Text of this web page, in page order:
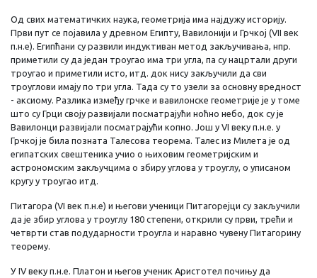
Од свих математичких наука, геометрија има најдужу историју.
Први пут се појавила у древном Египту, Вавилонији и Грчкој (VII век
п.н.е). Египћани су развили индуктиван метод закључивања, нпр.
приметили су да један троугао има три угла, па су нацртали други
троугао и приметили исто, итд. док нису закључили да сви
троуглови имају по три угла. Тада су то узели за основну вредност
- аксиому. Разлика између грчке и вавилонске геометрије је у томе
што су Грци своју развијали посматрајући ноћно небо, док су је
Вавилонци развијали посматрајући копно. Још у VI веку п.н.е. у
Грчкој је била позната Талесова теорема. Талес из Милета је од
египатских свештеника учио о њиховим геометријским и
астрономским закључцима о збиру углова у троуглу, о уписаном
кругу у троугао итд.
Питагора (VI век п.н.е) и његови ученици Питагорејци су закључили
да је збир углова у троуглу 180 степени, открили су први, трећи и
четврти став подударности троугла и наравно чувену Питагорину
теорему.
У IV веку п.н.е. Платон и његов ученик Аристотел почињу да